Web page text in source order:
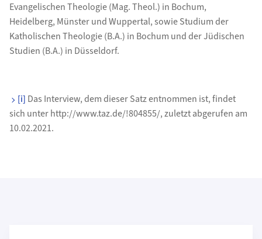
Evangelischen Theologie (Mag. Theol.) in Bochum,
Heidelberg, Münster und Wuppertal, sowie Studium der
Katholischen Theologie (B.A.) in Bochum und der Jüdischen
Studien (B.A.) in Düsseldorf.
[i] Das Interview, dem dieser Satz entnommen ist, findet
sich unter http://www.taz.de/!804855/, zuletzt abgerufen am
10.02.2021.